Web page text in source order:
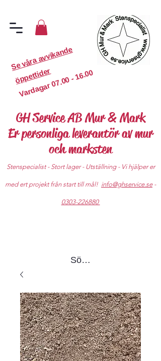
S
e
v
år
a
a
v
vi
k
a
n
d
e
ö
p
p
etti
d
er
Vardagar
07.00 - 16.00
GH Service AB Mur & Mark
Er personliga leverantör av mur
och marksten
Stenspecialist - Stort lager - Utställning - Vi hjälper er
med ert projekt från start till mål! info@ghservice.se-
0303-226880
Sök produkter